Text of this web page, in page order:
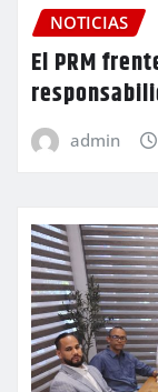
NOTICIAS
El PRM
admin